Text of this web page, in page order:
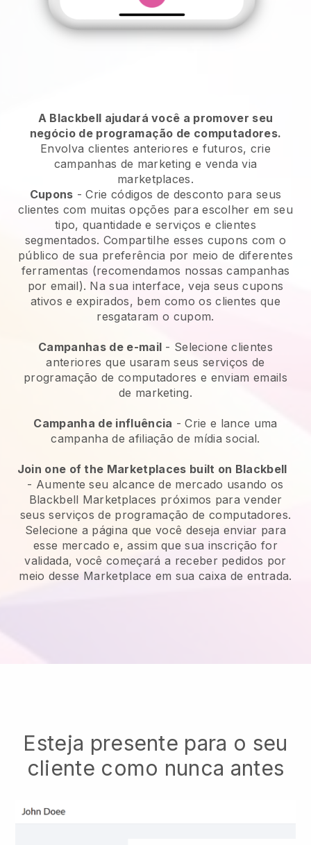
A Blackbell ajudará você a promover seu
negócio de programação de computadores.
Envolva clientes anteriores e futuros, crie
campanhas de marketing e venda via
marketplaces.
Cupons - Crie códigos de desconto para seus
clientes com muitas opções para escolher em seu
tipo, quantidade e serviços e clientes
segmentados. Compartilhe esses cupons com o
público de sua preferência por meio de diferentes
ferramentas (recomendamos nossas campanhas
por email). Na sua interface, veja seus cupons
ativos e expirados, bem como os clientes que
resgataram o cupom.
Campanhas de e-mail - Selecione clientes
anteriores que usaram seus serviços de
programação de computadores e enviam emails
de marketing.
Campanha de influência - Crie e lance uma
campanha de afiliação de mídia social.
Join one of the Marketplaces built on Blackbell
- Aumente seu alcance de mercado usando os
Blackbell Marketplaces próximos para vender
seus serviços de programação de computadores.
Selecione a página que você deseja enviar para
esse mercado e, assim que sua inscrição for
validada, você começará a receber pedidos por
meio desse Marketplace em sua caixa de entrada.
Esteja presente para o seu
cliente como nunca antes